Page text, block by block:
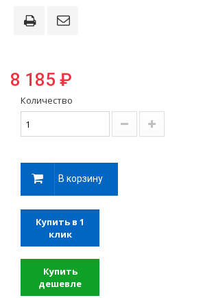
8 185 ₽
Количество
В корзину
Купить в 1
клик
Купить
дешевле